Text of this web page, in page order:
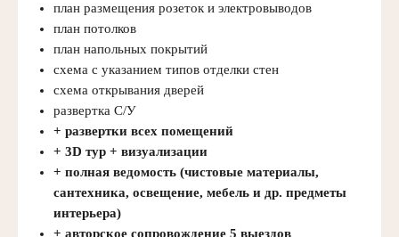
план размещения розеток и электровыводов
план потолков
план напольных покрытий
схема с указанием типов отделки стен
схема открывания дверей
развертка С/У
+ развертки всех помещений
+ 3D тур + визуализации
+ полная ведомость (чистовые материалы,
сантехника, освещение, мебель и др. предметы
интерьера)
+ авторское сопровождение 5 выездов